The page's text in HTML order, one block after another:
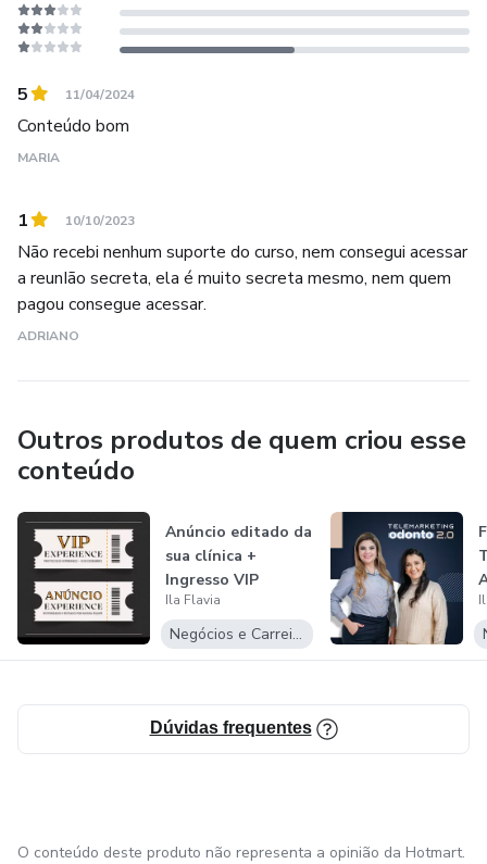
5 11/04/2024
Conteúdo bom
MARIA
1 10/10/2023
Não recebi nenhum suporte do curso, nem consegui acessar
a reunIão secreta, ela é muito secreta mesmo, nem quem
pagou consegue acessar.
ADRIANO
Outros produtos de quem criou esse
conteúdo
Anúncio editado da
sua clínica +
Ingresso VIP
Ila Flavia
Negócios e Carreira
Dúvidas frequentes
O conteúdo deste produto não representa a opinião da Hotmart.